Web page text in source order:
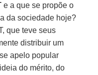
e a que se propõe o
da sociedade hoje?
que teve seus
distribuir um
apelo popular
do mérito, do